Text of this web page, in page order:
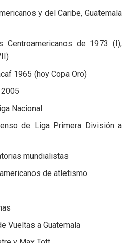
y del Caribe, Guatemala
Centroamericanos de 1973 (I),
1965 (hoy Copa Oro)
Nacional
de Liga Primera División a
mundialistas
de atletismo
Vueltas a Guatemala